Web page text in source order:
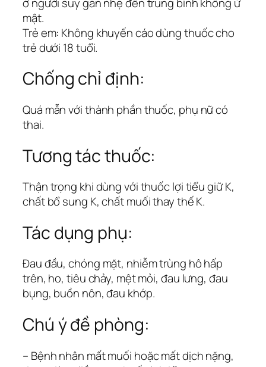
mật.
Trẻ em: Không khuyến cáo dùng thuốc cho
trẻ dưới 18 tuổi.
Chống chỉ định:
Quá mẫn với thành phần thuốc, phụ nữ có
thai.
Tương tác thuốc:
Thận trọng khi dùng với thuốc lợi tiểu giữ K,
chất bổ sung K, chất muối thay thế K.
Tác dụng phụ:
Ðau đầu, chóng mặt, nhiễm trùng hô hấp
trên, ho, tiêu chảy, mệt mỏi, đau lưng, đau
bụng, buồn nôn, đau khớp.
Chú ý đề phòng:
– Bệnh nhân mất muối hoặc mất dịch nặng,